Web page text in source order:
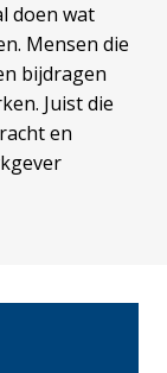
doen wat
Mensen die
bijdragen
Juist die
en